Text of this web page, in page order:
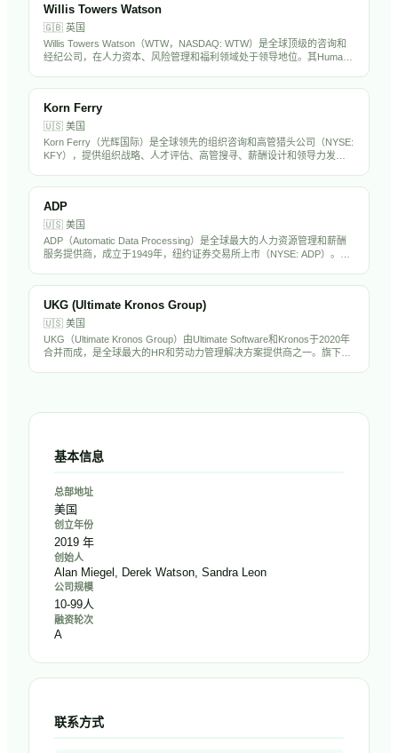
Willis Towers Watson
🇬🇧 英国
Willis Towers Watson（WTW，NASDAQ: WTW）是全球顶级的咨询和
经纪公司，在人力资本、风险管理和福利领域处于领导地位。其Human
Korn Ferry
🇺🇸 美国
Korn Ferry（光辉国际）是全球领先的组织咨询和高管猎头公司（NYSE:
KFY），提供组织战略、人才评估、高管搜寻、薪酬设计和领导力发展
ADP
🇺🇸 美国
ADP（Automatic Data Processing）是全球最大的人力资源管理和薪酬
服务提供商，成立于1949年，纽约证券交易所上市（NYSE: ADP）。公
UKG (Ultimate Kronos Group)
🇺🇸 美国
UKG（Ultimate Kronos Group）由Ultimate Software和Kronos于2020年
合并而成，是全球最大的HR和劳动力管理解决方案提供商之一。旗下产
基本信息
总部地址
美国
创立年份
2019 年
创始人
Alan Miegel, Derek Watson, Sandra Leon
公司规模
10-99人
融资轮次
A
联系方式